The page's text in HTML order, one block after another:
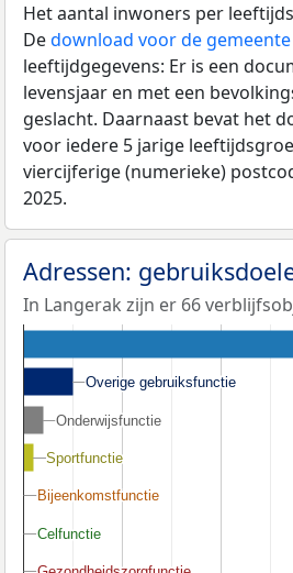
Het aantal inwoners per
Dedownload voor de
leeftijdgegevens: Er is een
levensjaar en met een
geslacht. Daarnaast bevat het
voor iedere 5 jarige
viercijferige (numerieke)
2025.
Adressen:
In Langerak zijn er 66
Overige gebruiksfunctie
Overige gebruiksfunctie
Onderwijsfunctie
Onderwijsfunctie
Sportfunctie
Sportfunctie
Bijeenkomstfunctie
Bijeenkomstfunctie
Celfunctie
Celfunctie